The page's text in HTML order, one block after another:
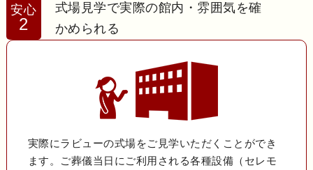
安心
2
式場見学で実際の館内・雰囲気を確
かめられる
実際にラビューの式場をご見学いただくことができ
ます。ご葬儀当日にご利用される各種設備（セレモ